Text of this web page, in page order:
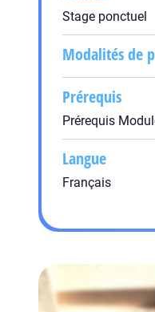
Stage ponctuel
Modalités de
Prérequis
Prérequis
Langue
Français